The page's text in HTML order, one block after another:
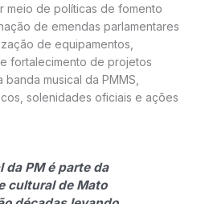
meio de políticas de fomento
de emendas parlamentares
de equipamentos,
fortalecimento de projetos
musical da PMMS,
solenidades oficiais e ações
da PM é parte da
cultural de Mato